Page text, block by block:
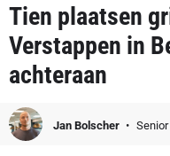
Tien plaatsen
Verstappen in
achteraan
Jan Bolscher